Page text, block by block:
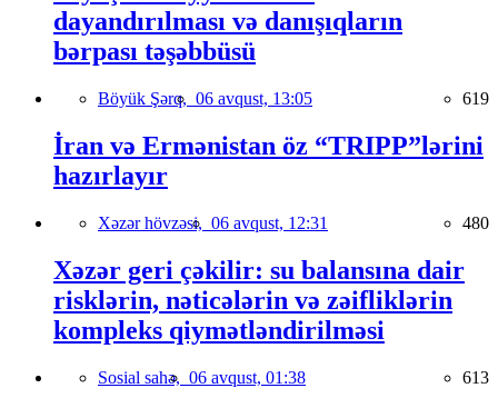
dayandırılması və danışıqların
bərpası təşəbbüsü
Böyük Şərq, 06 avqust, 13:05 619
İran və Ermənistan öz “TRIPP”lərini
hazırlayır
Xəzər hövzəsi, 06 avqust, 12:31 480
Xəzər geri çəkilir: su balansına dair
risklərin, nəticələrin və zəifliklərin
kompleks qiymətləndirilməsi
Sosial sahə, 06 avqust, 01:38 613